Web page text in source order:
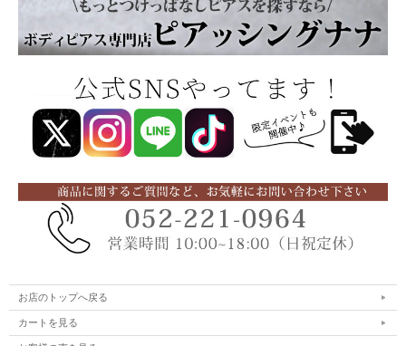
お店のトップへ戻る
カートを見る